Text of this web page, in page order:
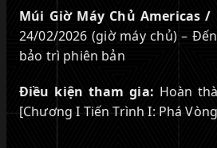
Múi Giờ Máy Chủ Americas /
24/02/2026 (giờ máy chủ) –
bảo trì phiên bản
Điều kiện tham gia: Hoàn
[Chương I Tiến Trình I: Phá